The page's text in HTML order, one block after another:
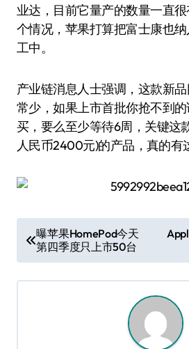
业达，目前它量产的数量一直
个情况，苹果打算把富士康也
工中。
产业链消息人士强调，这款新
常少，如果上市首批你抢不到
买，要么至少等待6周，关键这
人民币2400元)的产品，真的有
章
导
曝苹果HomePod今天
第四季度只上市50台